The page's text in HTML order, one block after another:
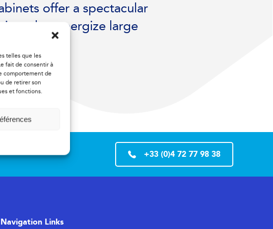
telles que les
fait de consentir à
comportement de
de retirer son
et fonctions.
offer a spectacular
to energize large
+33 (0)4 72 77 98 38
Links